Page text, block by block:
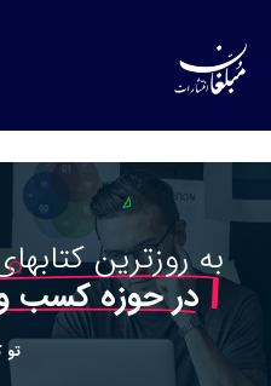
بهروزترین
در حوزه کسب
تو